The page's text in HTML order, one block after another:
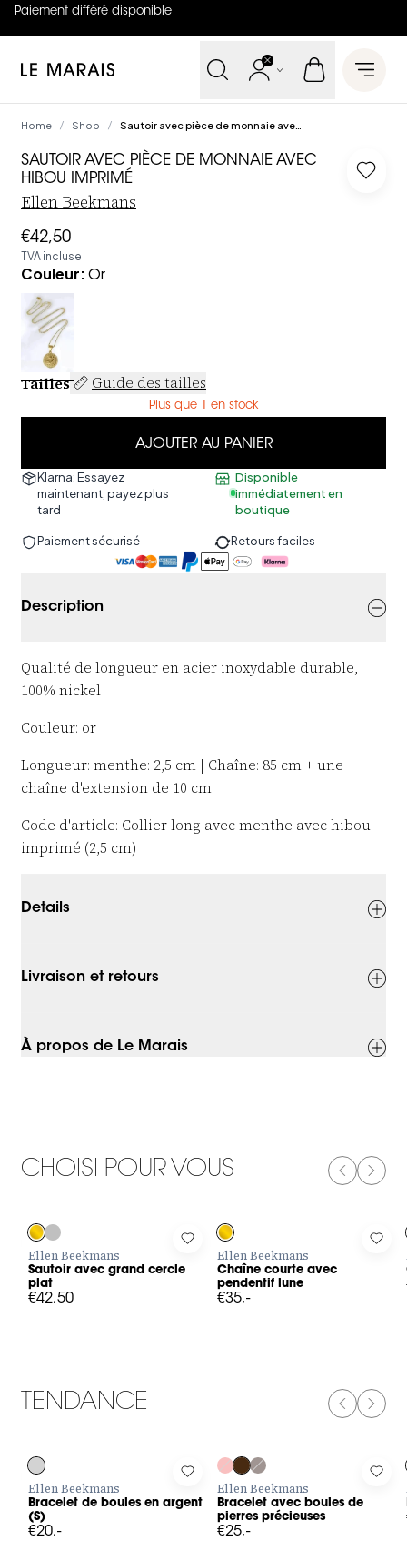
Paiement différé disponible
4.8 sur5 (42 Avis
Le Marais Open
Home / Shop /
SAUTOIR AVEC PIÈCE DE MONNAIE AVEC
HIBOU IMPRIMÉ
Log
Ellen Beekmans
€42,50
TVA incluse
Couleur:Or
Tailles Guide des tailles
Plus que 1 en stock
AJOUTER AU PANIER
Klarna: Essayez
maintenant, payez plus
tard
Disponible
immédiatement en
boutique
Paiement sécurisé Retours faciles
Description
Qualité de longueur en acier inoxydable durable,
100% nickel
Couleur: or
Longueur: menthe: 2,5 cm | Chaîne: 85 cm + une
chaîne d'extension de 10 cm
Code d'article: Collier long avec menthe avec hibou
imprimé (2,5 cm)
Details
Livraison et retours
À propos de Le Marais
CHOISI POUR VOUS
in to add Sautoir avec grand cercle plat to your wishlist
Ellen Beekmans
Sautoir avec grand cercle
plat
€42,50
Log in to add Chaîne courte
Ellen Beekmans
Chaîne courte avec
pendentif lune
€35,-
Log
TENDANCE
in to add Bracelet de boules en argent (S) to your wishlist
Ellen Beekmans
Bracelet de boules en argent
(S)
€20,-
Log in to add Bracelet avec
Ellen Beekmans
Bracelet avec boules de
pierres précieuses
€25,-
Log